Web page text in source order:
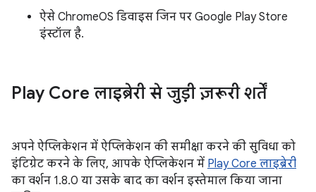
ऐसे ChromeOS डिवाइस जिन पर Google Play Store
इंस्टॉल है.
Play Core लाइब्रेरी से जुड़ी ज़रूरी शर्तें
अपने ऐप्लिकेशन में ऐप्लिकेशन की समीक्षा करने की सुविधा को
इंटिग्रेट करने के लिए, आपके ऐप्लिकेशन में Play Core लाइब्रेरी
का वर्शन 1.8.0 या उसके बाद का वर्शन इस्तेमाल किया जाना